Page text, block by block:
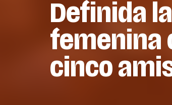
Definida
femenina
cinco